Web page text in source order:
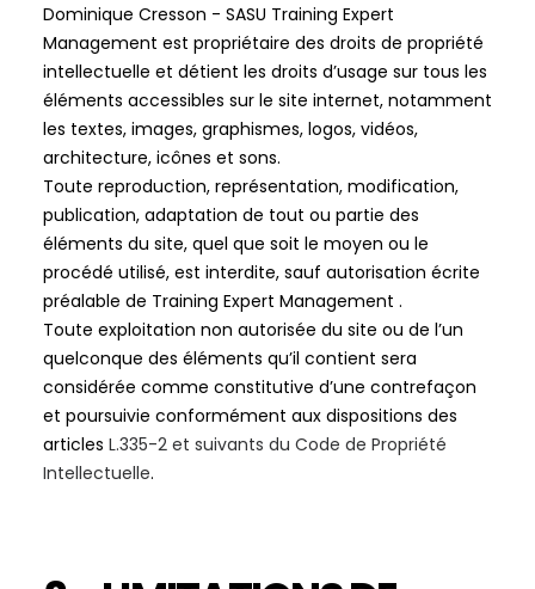
Dominique Cresson - SASU Training Expert
Management est propriétaire des droits de propriété
intellectuelle et détient les droits d’usage sur tous les
éléments accessibles sur le site internet, notamment
les textes, images, graphismes, logos, vidéos,
architecture, icônes et sons.
Toute reproduction, représentation, modification,
publication, adaptation de tout ou partie des
éléments du site, quel que soit le moyen ou le
procédé utilisé, est interdite, sauf autorisation écrite
préalable de Training Expert Management .
Toute exploitation non autorisée du site ou de l’un
quelconque des éléments qu’il contient sera
considérée comme constitutive d’une contrefaçon
et poursuivie conformément aux dispositions des
articles L.335-2 et suivants du Code de Propriété
Intellectuelle.